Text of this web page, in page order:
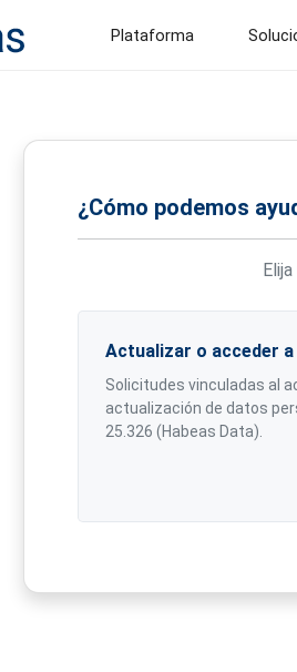
Plataforma
¿Cómo podemos
Actualizar o acceder
Solicitudes vinculadas al
actualización de datos personales,
25.326 (Habeas Data).